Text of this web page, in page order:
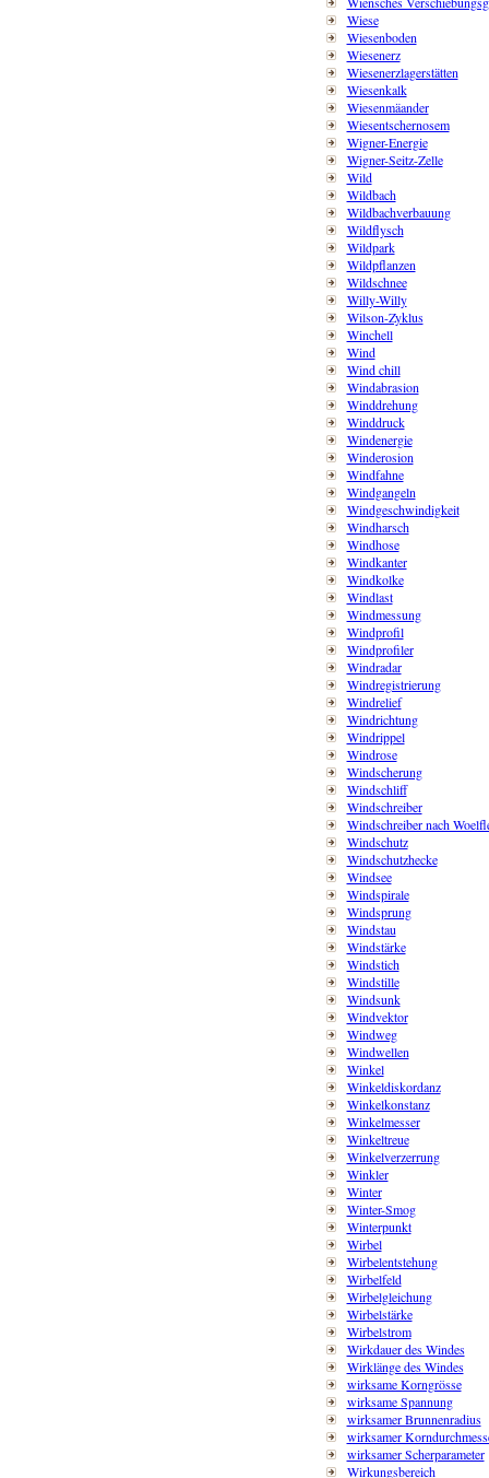
Wiese
Wiesenboden
Wiesenerz
Wiesenerzlagerstätten
Wiesenkalk
Wiesenmäander
Wiesentschernosem
Wigner-Energie
Wigner-Seitz-Zelle
Wild
Wildbach
Wildbachverbauung
Wildflysch
Wildpark
Wildpflanzen
Wildschnee
Willy-Willy
Wilson-Zyklus
Winchell
Wind
Wind chill
Windabrasion
Winddrehung
Winddruck
Windenergie
Winderosion
Windfahne
Windgangeln
Windgeschwindigkeit
Windharsch
Windhose
Windkanter
Windkolke
Windlast
Windmessung
Windprofil
Windprofiler
Windradar
Windregistrierung
Windrelief
Windrichtung
Windrippel
Windrose
Windscherung
Windschliff
Windschreiber
Windschreiber nach
Windschutz
Windschutzhecke
Windsee
Windspirale
Windsprung
Windstau
Windstärke
Windstich
Windstille
Windsunk
Windvektor
Windweg
Windwellen
Winkel
Winkeldiskordanz
Winkelkonstanz
Winkelmesser
Winkeltreue
Winkelverzerrung
Winkler
Winter
Winter-Smog
Winterpunkt
Wirbel
Wirbelentstehung
Wirbelfeld
Wirbelgleichung
Wirbelstärke
Wirbelstrom
Wirkdauer des Windes
Wirklänge des Windes
wirksame Korngrösse
wirksame Spannung
wirksamer Brunnenradius
wirksamer
wirksamer Scherparameter
Wirkungsbereich